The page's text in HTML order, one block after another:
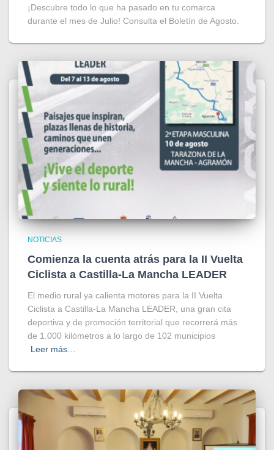
¡Descubre todo lo que ha pasado en tu comarca
durante el mes de Julio! Consulta el Boletín de Agosto.
NOTICIAS
Comienza la cuenta atrás para la II Vuelta
Ciclista a Castilla-La Mancha LEADER
El medio rural ya calienta motores para la II Vuelta
Ciclista a Castilla-La Mancha LEADER, una gran cita
deportiva y de promoción territorial que recorrerá más
de 1.000 kilómetros a lo largo de 102 municipios
Leer más…